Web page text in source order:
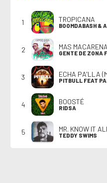
1 TROPICANA
BOOMDABASH &
2 MAS MACARENA
GENTE DE ZONA
3 ECHA PA'LLA
PITBULL FEAT
4 BOOSTÉ
RIDSA
5 MR. KNOW IT
TEDDY SWIMS